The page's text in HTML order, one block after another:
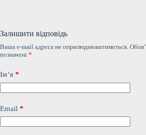
Залишити відповідь
Ваша e-mail адреса не оприлюднюватиметься.
позначені *
Ім’я *
Email *